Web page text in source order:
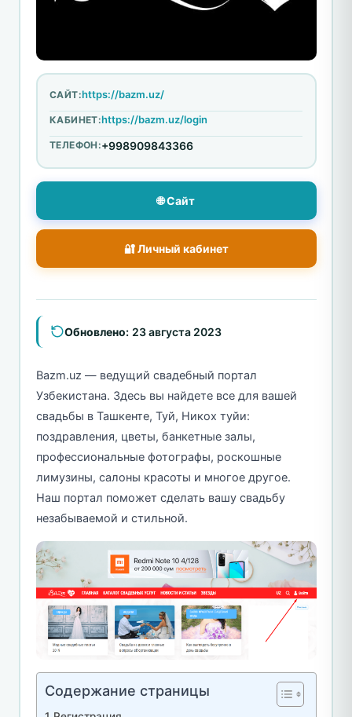
САЙТ:https://bazm.uz/
КАБИНЕТ:https://bazm.uz/login
ТЕЛЕФОН:+998909843366
🌐 Сайт
🔐 Личный кабинет
Обновлено: 23 августа 2023
Bazm.uz — ведущий свадебный портал
Узбекистана. Здесь вы найдете все для вашей
свадьбы в Ташкенте, Туй, Никох туйи:
поздравления, цветы, банкетные залы,
профессиональные фотографы, роскошные
лимузины, салоны красоты и многое другое.
Наш портал поможет сделать вашу свадьбу
незабываемой и стильной.
Содержание страницы